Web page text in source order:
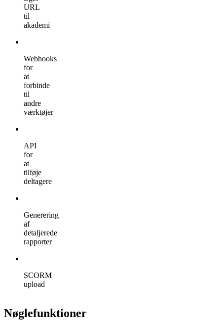
URL
til
akademi
Webhooks
for
at
forbinde
til
andre
værktøjer
API
for
at
tilføje
deltagere
Generering
af
detaljerede
rapporter
SCORM
upload
Nøglefunktioner